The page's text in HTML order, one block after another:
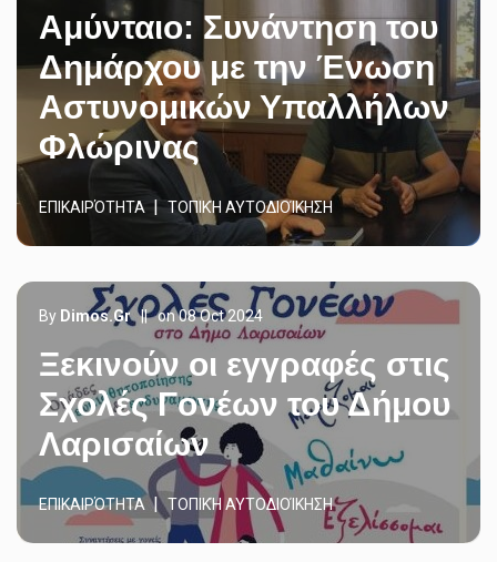
Αμύνταιο: Συνάντηση του
Δημάρχου με την Ένωση
Αστυνομικών Υπαλλήλων
Φλώρινας
ΕΠΙΚΑΙΡΌΤΗΤΑ ΤΟΠΙΚΉ ΑΥΤΟΔΙΟΊΚΗΣΗ
By Dimos.gr||on 08 Oct 2024
Ξεκινούν οι εγγραφές στις
Σχολές Γονέων του Δήμου
Λαρισαίων
ΕΠΙΚΑΙΡΌΤΗΤΑ ΤΟΠΙΚΉ ΑΥΤΟΔΙΟΊΚΗΣΗ